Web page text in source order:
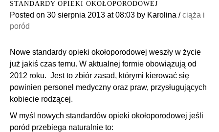
STANDARDY OPIEKI OKOŁOPORODOWEJ
Posted on 30 sierpnia 2013 at 08:03 by Karolina /ciąża i
poród
Nowe standardy opieki okołoporodowej weszły w życie
już jakiś czas temu. W aktualnej formie obowiązują od
2012 roku. Jest to zbiór zasad, którymi kierować się
powinien personel medyczny oraz praw, przysługujących
kobiecie rodzącej.
W myśl nowych standardów opieki okołoporodowej jeśli
poród przebiega naturalnie to: